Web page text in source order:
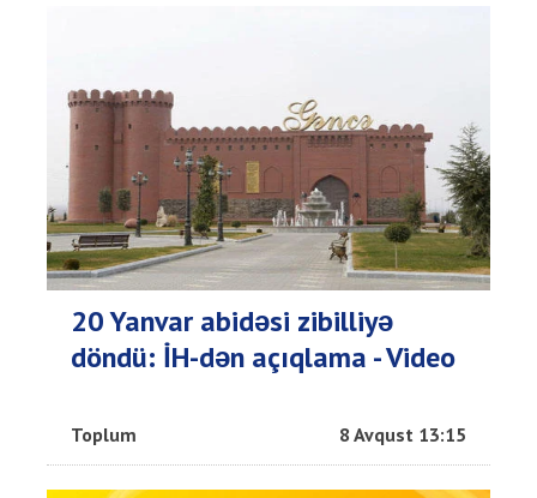
20 Yanvar abidəsi zibilliyə
döndü: İH-dən açıqlama - Video
Toplum 8 Avqust 13:15